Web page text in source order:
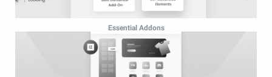
Essential Addons